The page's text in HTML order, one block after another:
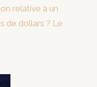
relative à un
de dollars ? Le